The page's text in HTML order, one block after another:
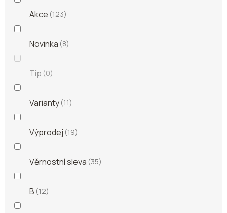
Akce 123
Novinka 8
Tip 0
Varianty 11
Výprodej 19
Věrnostní sleva 35
B 12